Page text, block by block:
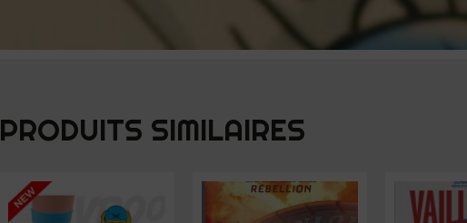
PRODUITS SIMILAIRES